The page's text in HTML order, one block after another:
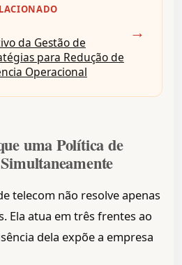
da Gestão de
para Redução de
Operacional
→
uma Política de
telecom não resolve apenas
Ela atua em três frentes ao
dela expõe a empresa